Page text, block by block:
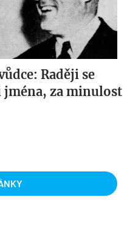
Raději se
za minulost